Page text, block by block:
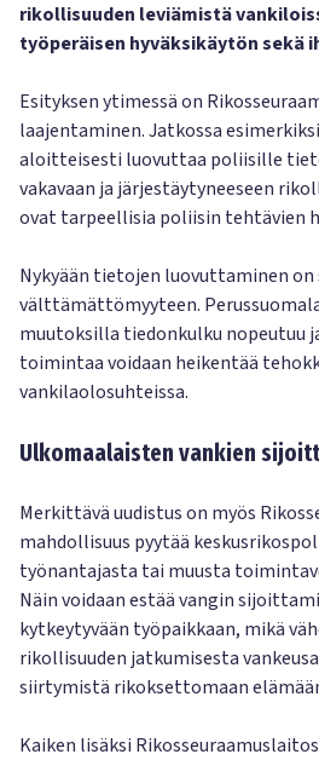
rikollisuuden leviämistä
työperäisen hyväksikäytön sekä
Esityksen ytimessä on
laajentaminen. Jatkossa
aloitteisesti luovuttaa poliisille
vakavaan ja järjestäytyneeseen
ovat tarpeellisia poliisin tehtävien
Nykyään tietojen luovuttaminen
välttämättömyyteen.
muutoksilla tiedonkulku nopeutuu
toimintaa voidaan heikentää
vankilaolosuhteissa.
Ulkomaalaisten vankien
Merkittävä uudistus on myös
mahdollisuus pyytää
työnantajasta tai muusta
Näin voidaan estää vangin
kytkeytyvään työpaikkaan, mikä
rikollisuuden jatkumisesta
siirtymistä rikoksettomaan
Kaiken lisäksi